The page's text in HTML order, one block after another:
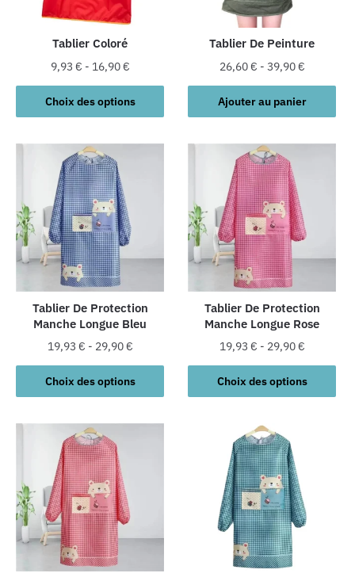
Tablier Coloré
9,93 € - 16,90€
Choix des options
produit
plusieurs
variations.
Les
options
peuvent
être
choisies
sur
la
page
du
produit
Tablier De Peinture
26,60€ - 39,90€
Ajouter au panier
Tablier De Protection
Manche Longue Bleu
19,93 € - 29,90€
Choix des options
Ce
produit
plusieurs
variations.
Les
options
peuvent
être
choisies
sur
Tablier De Protection
Manche Longue Rose
19,93 € - 29,90€
Choix des options
Ce
produit
plusieurs
variations.
Les
options
peuvent
être
choisies
sur